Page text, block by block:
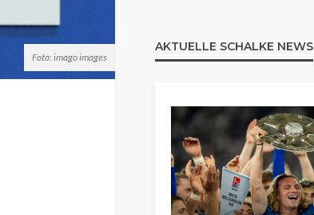
Foto: imago images
AKTUELLE SCHALKE NEWS